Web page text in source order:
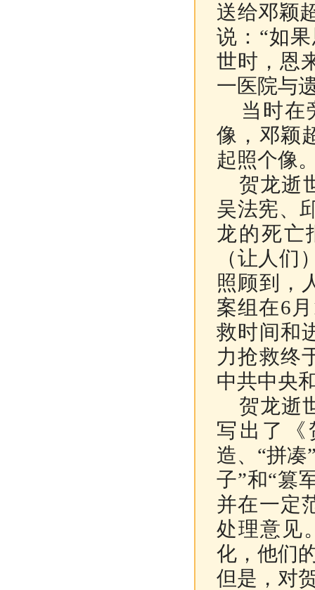
送给邓颖
说：“如
世时，恩
一医院与
当时在
像，邓颖
起照个像
贺龙逝
吴法宪、
龙的死亡
（让人们
照顾到，
案组在6
救时间和
力抢救终
中共中央
贺龙逝
写出了《
造、“拼
子”和“篡
并在一定
处理意见
化，他们
但是，对